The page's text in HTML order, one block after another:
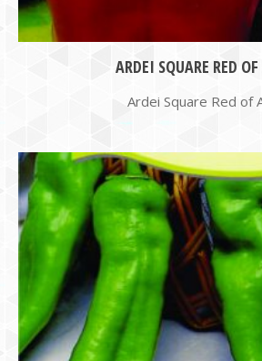
ARDEI SQUARE RED
Ardei Square Red of